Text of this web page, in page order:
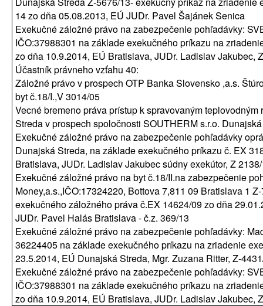
14 zo dňa 05.08.2013, EÚ JUDr. Pavel Šajánek Senica
Exekučné záložné právo na zabezpečenie pohľadávky:
IČO:37988301 na základe exekučného príkazu na
zo dňa 10.9.2014, EÚ Bratislava, JUDr. Ladislav Jakubec,
Účastník právneho vzťahu 40:
Záložné právo v prospech OTP Banka Slovensko ,a.s.
byt č.18/I.,V 3014/05
Vecné bremeno práva prístup k spravovaným
Streda v prospech spoločnosti SOUTHERM s.r.o.
Exekučné záložné právo na zabezpečenie pohľadávky
Dunajská Streda, na základe exekučného príkazu č. EX
Bratislava, JUDr. Ladislav Jakubec súdny exekútor, Z
Exekučné záložné právo na byt č.18/II.na zabezpečenie
Money,a.s.,IČO:17324220, Bottova 7,811 09 Bratislava 1
exekučného záložného práva č.EX 14624/09 zo dňa
JUDr. Pavel Halás Bratislava - č.z. 369/13
Exekučné záložné právo na zabezpečenie pohľadávky:
36224405 na základe exekučného príkazu na zriadenie
23.5.2014, EÚ Dunajská Streda, Mgr. Zuzana Ritter, Z-
Exekučné záložné právo na zabezpečenie pohľadávky:
IČO:37988301 na základe exekučného príkazu na
zo dňa 10.9.2014, EÚ Bratislava, JUDr. Ladislav Jakubec,